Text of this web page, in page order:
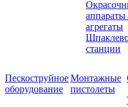
аппараты
агрегаты
станции
Пескоструйное
оборудование
Монтажные
пистолеты